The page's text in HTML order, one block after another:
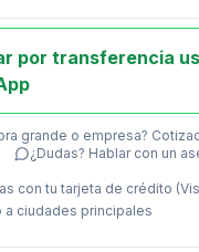
por transferencia
grande o empresa?
¿Dudas? Hablar con un
con tu tarjeta de crédito
a ciudades principales